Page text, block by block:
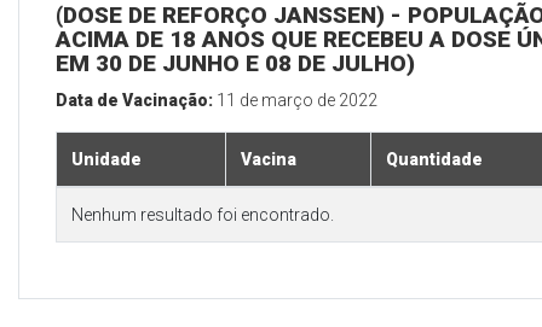
(DOSE DE REFORÇO JANSSEN) -
ACIMA DE 18 ANOS QUE RECEBEU A DOSE
EM 30 DE JUNHO E 08 DE JULHO)
Data de Vacinação: 11 de março de 2022
Unidade Vacina Quantidade
Nenhum resultado foi encontrado.